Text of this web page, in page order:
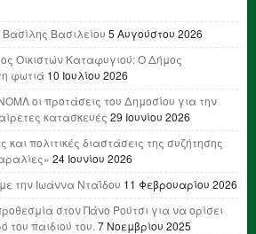
Βασιλείου 5 Αυγούστου 2026
Οικιστών Καταφυγιού: Ο Δήμος
φωτιά 10 Ιουλίου 2026
οι προτάσεις του Δημοσίου για την
κατασκευές 29 Ιουνίου 2026
και πολιτικές διαστάσεις της συζήτησης
24 Ιουνίου 2026
την Ιωάννα Νταΐδου 11 Φεβρουαρίου 2026
στον Πάνο Ρούτσι για να ορίσει
του παιδιού του. 7 Νοεμβρίου 2025